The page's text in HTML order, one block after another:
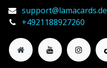
support@lamacards.de
+4921188927260